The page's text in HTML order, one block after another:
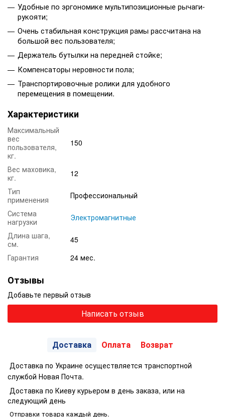
Удобные по эргономике мультипозиционные рычаги-
рукояти;
Очень стабильная конструкция рамы рассчитана на
большой вес пользователя;
Держатель бутылки на передней стойке;
Компенсаторы неровности пола;
Транспортировочные ролики для удобного
перемещения в помещении.
Характеристики
Максимальный
вес
пользователя,
кг.
150
Вес маховика,
кг.
12
Тип
применения
Профессиональный
Система
нагрузки
Электромагнитные
Длина шага,
см.
45
Гарантия
24 мес.
Отзывы
Добавьте первый отзыв
Написать отзыв
Доставка Оплата Возврат
Доставка по Украине осуществляется транспортной
службой Новая Почта.
Доставка по Киеву курьером в день заказа, или на
следующий день
Отправки товара каждый день.